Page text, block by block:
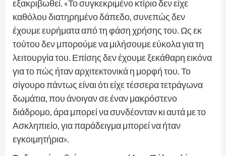
εξακριβωθεί. «Το συγκεκριμένο κτίριο δεν είχε
καθόλου διατηρημένο δάπεδο, συνεπώς δεν
έχουμε ευρήματα από τη φάση χρήσης του. Ως εκ
τούτου δεν μπορούμε να μιλήσουμε εύκολα για τη
λειτουργία του. Επίσης δεν έχουμε ξεκάθαρη εικόνα
για το πώς ήταν αρχιτεκτονικά η μορφή του. Το
σίγουρο πάντως είναι ότι είχε τέσσερα τετράγωνα
δωμάτια, που άνοιγαν σε έναν μακρόστενο
διάδρομο, άρα μπορεί να συνδέονταν κι αυτά με το
Ασκληπιείο, για παράδειγμα μπορεί να ήταν
εγκοιμητήρια».